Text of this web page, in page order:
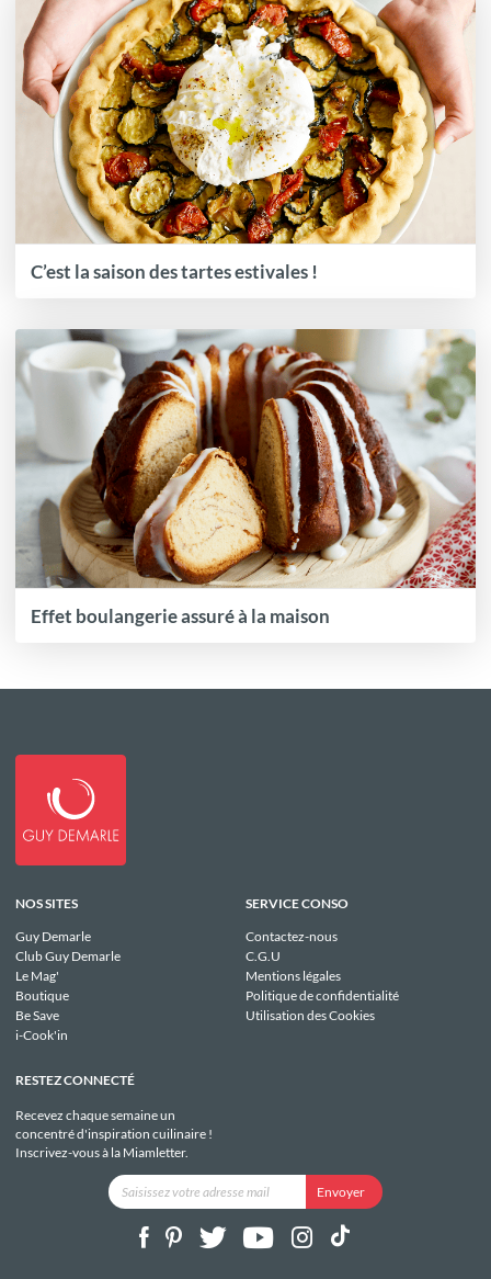
C’est la saison des tartes estivales !
Effet boulangerie assuré à la maison
NOS SITES
Guy Demarle
Club Guy Demarle
Le Mag'
Boutique
Be Save
i-Cook'in
SERVICE CONSO
Contactez-nous
C.G.U
Mentions légales
Politique de confidentialité
Utilisation des Cookies
RESTEZ CONNECTÉ
Recevez chaque semaine un
concentré d'inspiration cuilinaire !
Inscrivez-vous à la Miamletter.